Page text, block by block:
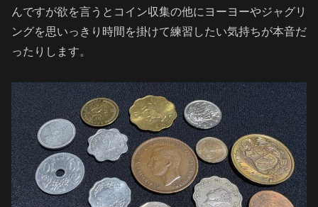
んですが欲を言うとコイン収集の他にヨーヨーやジャグリ
ングを思いっきり時間を掛けて練習したい気持ちが本音だ
ったりします。